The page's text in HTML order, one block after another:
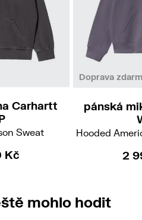
Carhartt
Sweat
Kč
Doprava
pánská
Hooded
2
mohlo hodit